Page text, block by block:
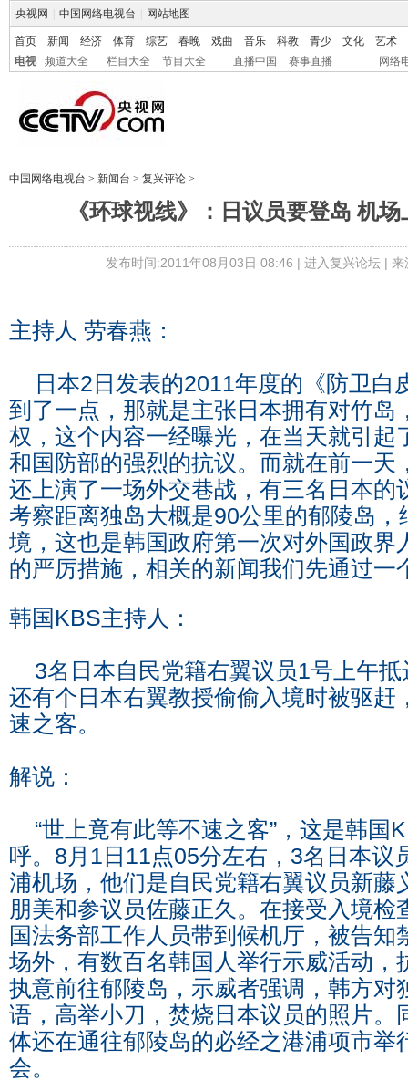
央视网 中国网络电视台 网站地图
首页 新闻 经济 体育 综艺 春晚 戏曲 音乐 科教 青少 文化
艺术
电视
频道大全 栏目大全 节目大全 直播中国 赛事直播 网络
中国网络电视台 > 新闻台 > 复兴评论 >
《环球视线》：日议员要登岛 机
发布时间:2011年08月03日 08:46 | 进入复兴论坛| 来
主持人 劳春燕：
日本2日发表的2011年度的《防卫白
到了一点，那就是主张日本拥有对竹岛
权，这个内容一经曝光，在当天就引起
和国防部的强烈的抗议。而就在前一天
还上演了一场外交巷战，有三名日本的
考察距离独岛大概是90公里的郁陵岛，
境，这也是韩国政府第一次对外国政界
的严厉措施，相关的新闻我们先通过一
韩国KBS主持人：
3名日本自民党籍右翼议员1号上午抵
还有个日本右翼教授偷偷入境时被驱赶
速之客。
解说：
“世上竟有此等不速之客”，这是韩国
呼。8月1日11点05分左右，3名日本议
浦机场，他们是自民党籍右翼议员新藤
朋美和参议员佐藤正久。在接受入境检
国法务部工作人员带到候机厅，被告知
场外，有数百名韩国人举行示威活动，
执意前往郁陵岛，示威者强调，韩方对
语，高举小刀，焚烧日本议员的照片。
体还在通往郁陵岛的必经之港浦项市举
会。